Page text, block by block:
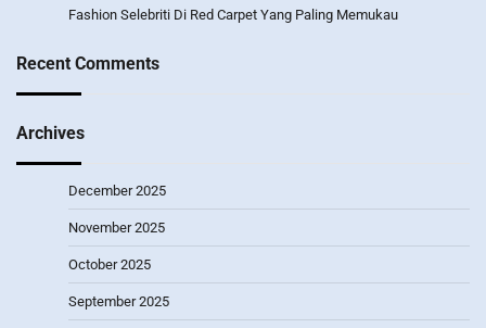
Fashion Selebriti Di Red Carpet Yang Paling Memukau
Recent Comments
Archives
December 2025
November 2025
October 2025
September 2025